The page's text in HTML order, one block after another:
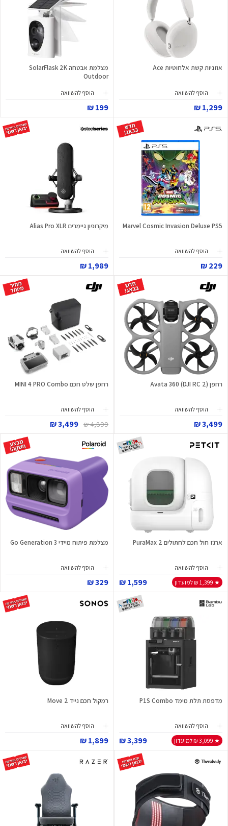
אוזניות קשת אלחוטיות Ace
הוסף להשוואה
1,299 ₪
מצלמת אבטחה SolarFlask 2K
Outdoor
הוסף להשוואה
199 ₪
Marvel Cosmic Invasion Deluxe PS5
הוסף להשוואה
229 ₪
מיקרופון גיימרים Alias Pro XLR
הוסף להשוואה
1,989 ₪
רחפן Avata 360 (DJI RC 2)
הוסף להשוואה
3,499 ₪
רחפן שלט חכם MINI 4 PRO Combo
הוסף להשוואה
4,899 ₪
3,499 ₪
ארגז חול חכם לחתולים PuraMax 2
הוסף להשוואה
★ 1,399 ₪ למועדון
1,599 ₪
מצלמת פיתוח מיידי Go Generation 3
הוסף להשוואה
329 ₪
מדפסת תלת מימד P1S Combo
הוסף להשוואה
★ 3,099 ₪ למועדון
3,399 ₪
רמקול חכם נייד Move 2
הוסף להשוואה
1,899 ₪